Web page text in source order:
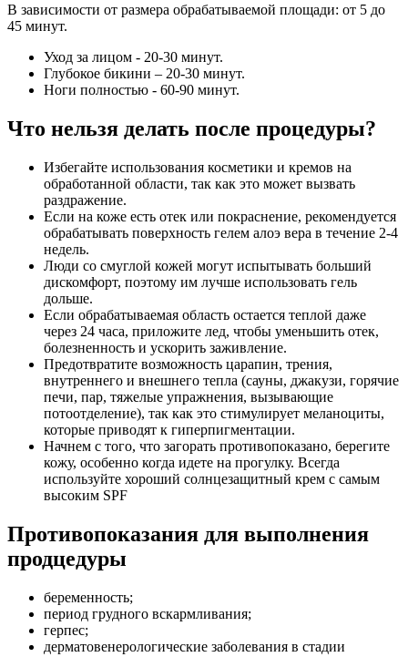
В зависимости от размера обрабатываемой площади: от 5 до
45 минут.
Уход за лицом - 20-30 минут.
Глубокое бикини – 20-30 минут.
Ноги полностью - 60-90 минут.
Что нельзя делать после процедуры?
Избегайте использования косметики и кремов на
обработанной области, так как это может вызвать
раздражение.
Если на коже есть отек или покраснение, рекомендуется
обрабатывать поверхность гелем алоэ вера в течение 2-4
недель.
Люди со смуглой кожей могут испытывать больший
дискомфорт, поэтому им лучше использовать гель
дольше.
Если обрабатываемая область остается теплой даже
через 24 часа, приложите лед, чтобы уменьшить отек,
болезненность и ускорить заживление.
Предотвратите возможность царапин, трения,
внутреннего и внешнего тепла (сауны, джакузи, горячие
печи, пар, тяжелые упражнения, вызывающие
потоотделение), так как это стимулирует меланоциты,
которые приводят к гиперпигментации.
Начнем с того, что загорать противопоказано, берегите
кожу, особенно когда идете на прогулку. Всегда
используйте хороший солнцезащитный крем с самым
высоким SPF
Противопоказания для выполнения
продцедуры
беременность;
период грудного вскармливания;
герпес;
дерматовенерологические заболевания в стадии